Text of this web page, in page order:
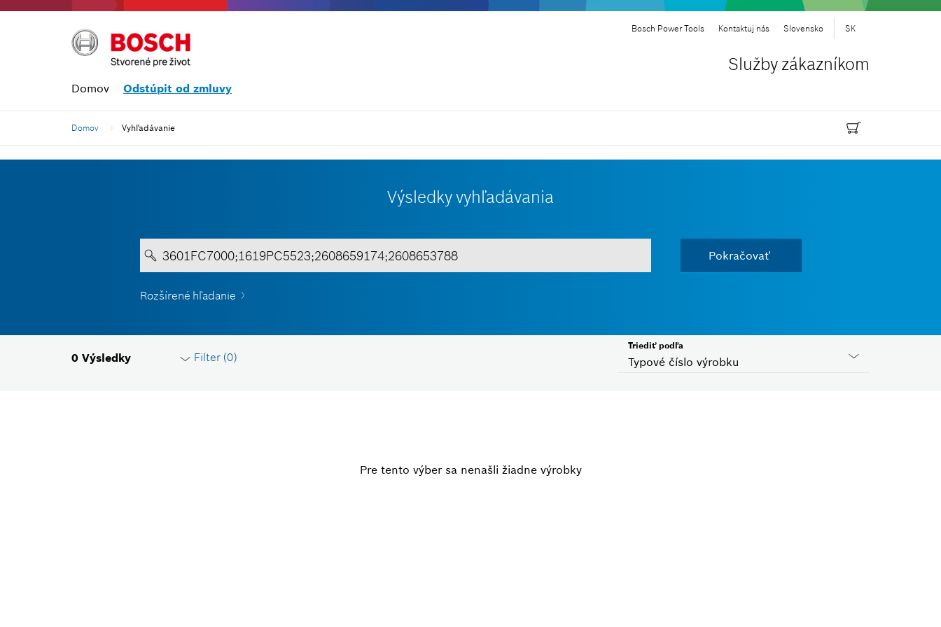
Bosch Power Tools Kontaktuj nás Slovensko SK
Služby zákazníkom
Domov Odstúpit od zmluvy
Domov Vyhľadávanie
Výsledky vyhľadávania
Pokračovať
Text musí obsahovať aspoň 3 znaky.
Rozšírené hľadanie
0 Výsledky Filter (0) Typové číslo výrobku
Triediť podľa
Zvoľte, prosím
Pre tento výber sa nenašli žiadne výrobky